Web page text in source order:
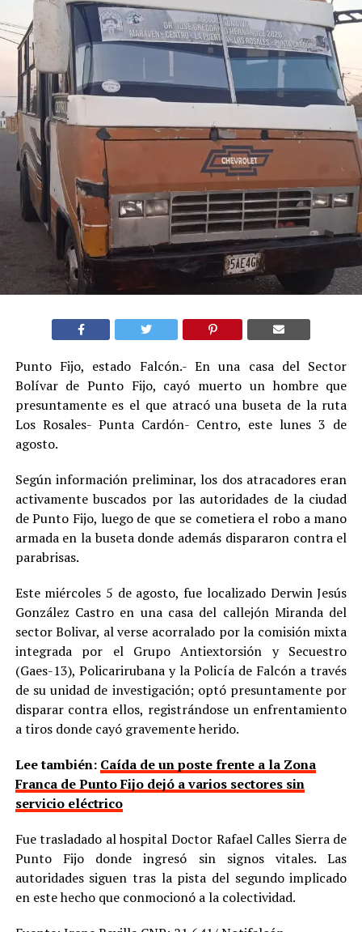
Punto Fijo, estado Falcón.- En una casa del Sector
Bolívar de Punto Fijo, cayó muerto un hombre que
presuntamente es el que atracó una buseta de la ruta
Los Rosales- Punta Cardón- Centro, este lunes 3 de
agosto.
Según información preliminar, los dos atracadores eran
activamente buscados por las autoridades de la ciudad
de Punto Fijo, luego de que se cometiera el robo a mano
armada en la buseta donde además dispararon contra el
parabrisas.
Este miércoles 5 de agosto, fue localizado Derwin Jesús
González Castro en una casa del callejón Miranda del
sector Bolivar, al verse acorralado por la comisión mixta
integrada por el Grupo Antiextorsión y Secuestro
(Gaes-13), Policarirubana y la Policía de Falcón a través
de su unidad de investigación; optó presuntamente por
disparar contra ellos, registrándose un enfrentamiento
a tiros donde cayó gravemente herido.
Lee también: Caída de un poste frente a la Zona
Franca de Punto Fijo dejó a varios sectores sin
servicio eléctrico
Fue trasladado al hospital Doctor Rafael Calles Sierra de
Punto Fijo donde ingresó sin signos vitales. Las
autoridades siguen tras la pista del segundo implicado
en este hecho que conmocionó a la colectividad.